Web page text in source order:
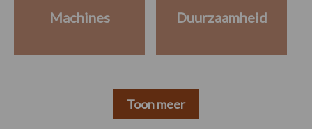
Machines Duurzaamheid
Toon meer